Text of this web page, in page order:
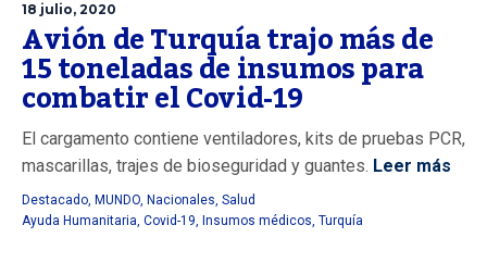
18 julio, 2020
Avión de Turquía trajo más de
15 toneladas de insumos para
combatir el Covid-19
El cargamento contiene ventiladores, kits de pruebas PCR,
mascarillas, trajes de bioseguridad y guantes. Leer más
Destacado, MUNDO, Nacionales, Salud
Ayuda Humanitaria, Covid-19, Insumos médicos, Turquía